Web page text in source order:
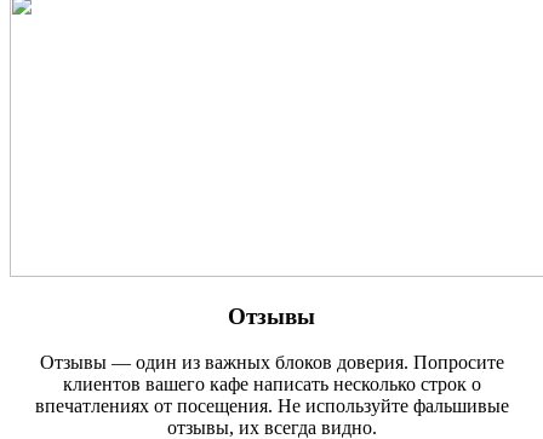
Отзывы
Отзывы — один из важных блоков доверия. Попросите
клиентов вашего кафе написать несколько строк о
впечатлениях от посещения. Не используйте фальшивые
отзывы, их всегда видно.